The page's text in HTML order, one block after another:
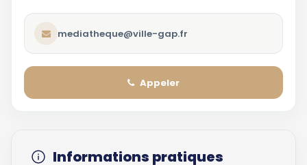
mediatheque@ville-gap.fr
Appeler
Informations pratiques